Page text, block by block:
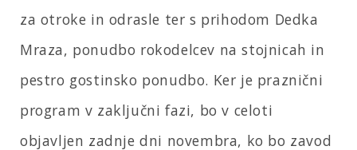
za otroke in odrasle ter s prihodom Dedka
Mraza, ponudbo rokodelcev na stojnicah in
pestro gostinsko ponudbo. Ker je praznični
program v zaključni fazi, bo v celoti
objavljen zadnje dni novembra, ko bo zavod